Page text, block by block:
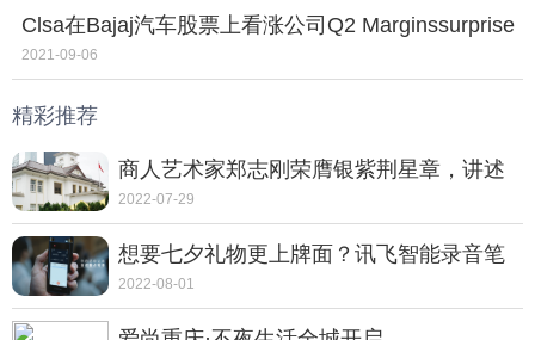
Clsa在Bajaj汽车股票上看涨公司Q2 Marginssurprise
后
2021-09-06
精彩推荐
商人艺术家郑志刚荣膺银紫荆星章，讲述
动人的中国故事
2022-07-29
想要七夕礼物更上牌面？讯飞智能录音笔
SR702质感非凡
2022-08-01